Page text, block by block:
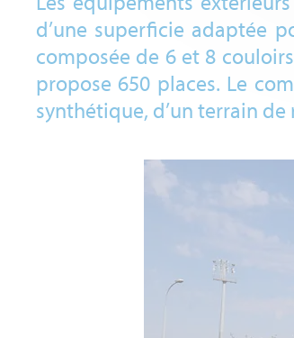
d’une superficie adaptée
composée de 6 et 8
propose 650 places. Le
synthétique, d’un terrain de